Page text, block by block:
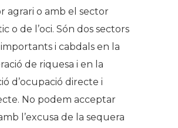
agrari o amb el sector
o de l’oci. Són dos sectors
i cabdals en la
de riquesa i en la
d’ocupació directe i
No podem acceptar
l’excusa de la sequera